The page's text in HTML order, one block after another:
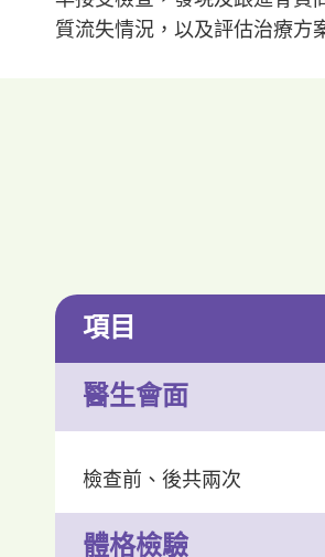
質流失情況，以及評估治療方
項目
醫生會面
檢查前、後共兩次
體格檢驗